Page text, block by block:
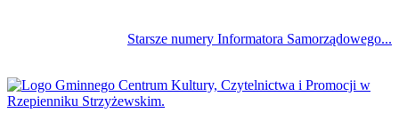
Starsze numery Informatora Samorządowego...